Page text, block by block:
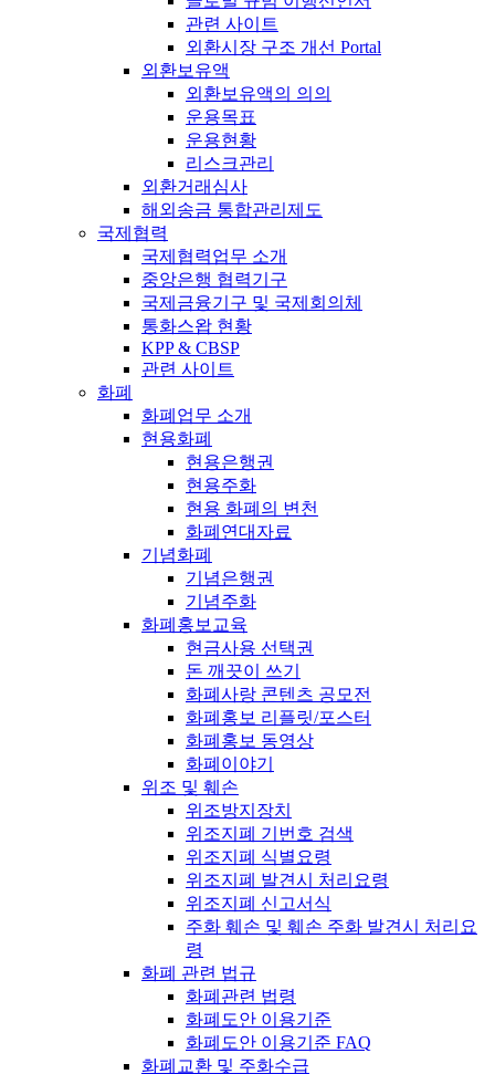
관련 사이트
외환시장 구조 개선 Portal
외환보유액
외환보유액의 의의
운용목표
운용현황
리스크관리
외환거래심사
해외송금 통합관리제도
국제협력
국제협력업무 소개
중앙은행 협력기구
국제금융기구 및 국제회의체
통화스왑 현황
KPP & CBSP
관련 사이트
화폐
화폐업무 소개
현용화폐
현용은행권
현용주화
현용 화폐의 변천
화폐연대자료
기념화폐
기념은행권
기념주화
화폐홍보교육
현금사용 선택권
돈 깨끗이 쓰기
화폐사랑 콘텐츠 공모전
화폐홍보 리플릿/포스터
화폐홍보 동영상
화폐이야기
위조 및 훼손
위조방지장치
위조지폐 기번호 검색
위조지폐 식별요령
위조지폐 발견시 처리요령
위조지폐 신고서식
주화 훼손 및 훼손 주화 발견시 처리요
령
화폐 관련 법규
화폐관련 법령
화폐도안 이용기준
화폐도안 이용기준 FAQ
화폐교환 및 주화수급